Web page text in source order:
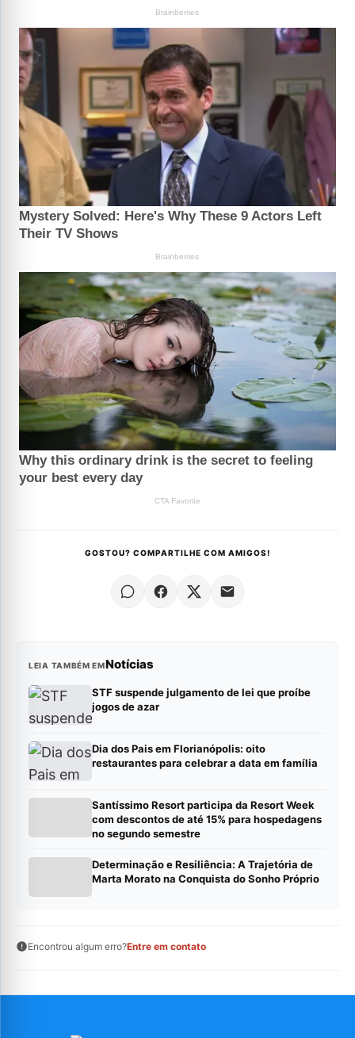
GOSTOU? COMPARTILHE COM AMIGOS!
LEIA TAMBÉM EMNotícias
STF suspende julgamento de lei que proíbe
jogos de azar
Dia dos Pais em Florianópolis: oito
restaurantes para celebrar a data em família
Santíssimo Resort participa da Resort Week
com descontos de até 15% para hospedagens
no segundo semestre
Determinação e Resiliência: A Trajetória de
Marta Morato na Conquista do Sonho Próprio
Encontrou algum erro?Entre em contato